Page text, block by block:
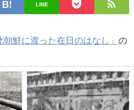
LINE
朝鮮に渡った在日のはなし」 の